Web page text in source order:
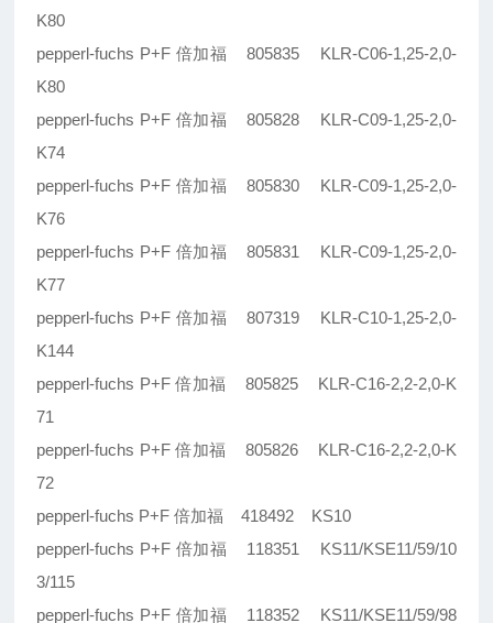
K80
pepperl-fuchs P+F 倍加福 805835 KLR-C06-1,25-2,0-
K80
pepperl-fuchs P+F 倍加福 805828 KLR-C09-1,25-2,0-
K74
pepperl-fuchs P+F 倍加福 805830 KLR-C09-1,25-2,0-
K76
pepperl-fuchs P+F 倍加福 805831 KLR-C09-1,25-2,0-
K77
pepperl-fuchs P+F 倍加福 807319 KLR-C10-1,25-2,0-
K144
pepperl-fuchs P+F 倍加福 805825 KLR-C16-2,2-2,0-K
71
pepperl-fuchs P+F 倍加福 805826 KLR-C16-2,2-2,0-K
72
pepperl-fuchs P+F 倍加福 418492 KS10
pepperl-fuchs P+F 倍加福 118351 KS11/KSE11/59/10
3/115
pepperl-fuchs P+F 倍加福 118352 KS11/KSE11/59/98